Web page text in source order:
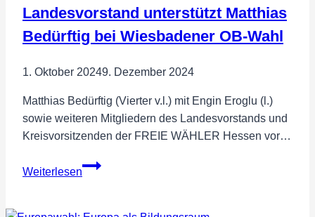
Landesvorstand unterstützt Matthias
Bedürftig bei Wiesbadener OB-Wahl
1. Oktober 20249. Dezember 2024
Matthias Bedürftig (Vierter v.l.) mit Engin Eroglu (l.)
sowie weiteren Mitgliedern des Landesvorstands und
Kreisvorsitzenden der FREIE WÄHLER Hessen vor…
Weiterlesen
FREIE